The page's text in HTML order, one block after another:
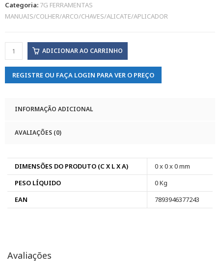
Categoria: 7G FERRAMENTAS
MANUAIS/COLHER/ARCO/CHAVES/ALICATE/APLICADOR
ADICIONAR AO CARRINHO
REGISTRE OU FAÇA LOGIN PARA VER O PREÇO
INFORMAÇÃO ADICIONAL
AVALIAÇÕES (0)
DIMENSÕES DO PRODUTO (C X L X A)
0 x 0 x 0 mm
PESO LÍQUIDO
0 Kg
EAN
7893946377243
Avaliações